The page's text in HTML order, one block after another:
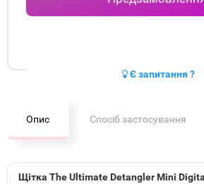
Є запитання ?
Опис Спосіб застосування
Щітка The Ultimate Detangler Mini